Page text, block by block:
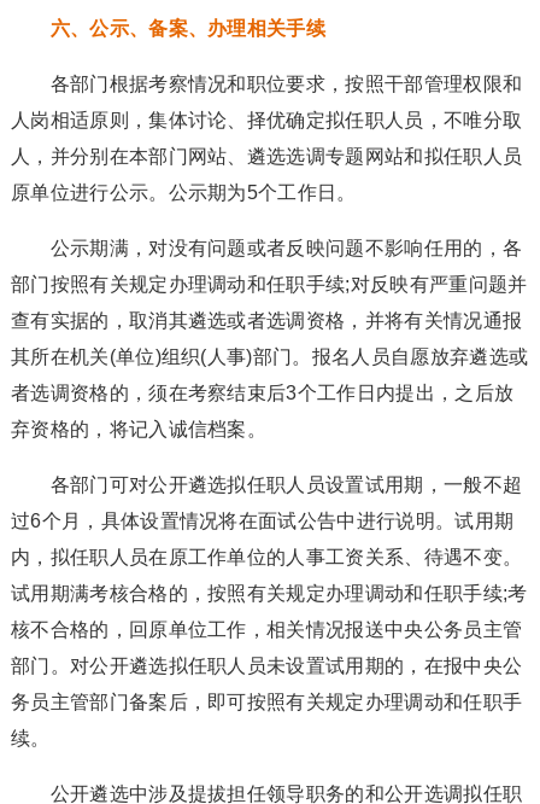
六、公示、备案、办理相关手续
各部门根据考察情况和职位要求，按照干部管理权限和
人岗相适原则，集体讨论、择优确定拟任职人员，不唯分取
人，并分别在本部门网站、遴选选调专题网站和拟任职人员
原单位进行公示。公示期为5个工作日。
公示期满，对没有问题或者反映问题不影响任用的，各
部门按照有关规定办理调动和任职手续;对反映有严重问题并
查有实据的，取消其遴选或者选调资格，并将有关情况通报
其所在机关(单位)组织(人事)部门。报名人员自愿放弃遴选或
者选调资格的，须在考察结束后3个工作日内提出，之后放
弃资格的，将记入诚信档案。
各部门可对公开遴选拟任职人员设置试用期，一般不超
过6个月，具体设置情况将在面试公告中进行说明。试用期
内，拟任职人员在原工作单位的人事工资关系、待遇不变。
试用期满考核合格的，按照有关规定办理调动和任职手续;考
核不合格的，回原单位工作，相关情况报送中央公务员主管
部门。对公开遴选拟任职人员未设置试用期的，在报中央公
务员主管部门备案后，即可按照有关规定办理调动和任职手
续。
公开遴选中涉及提拔担任领导职务的和公开选调拟任职